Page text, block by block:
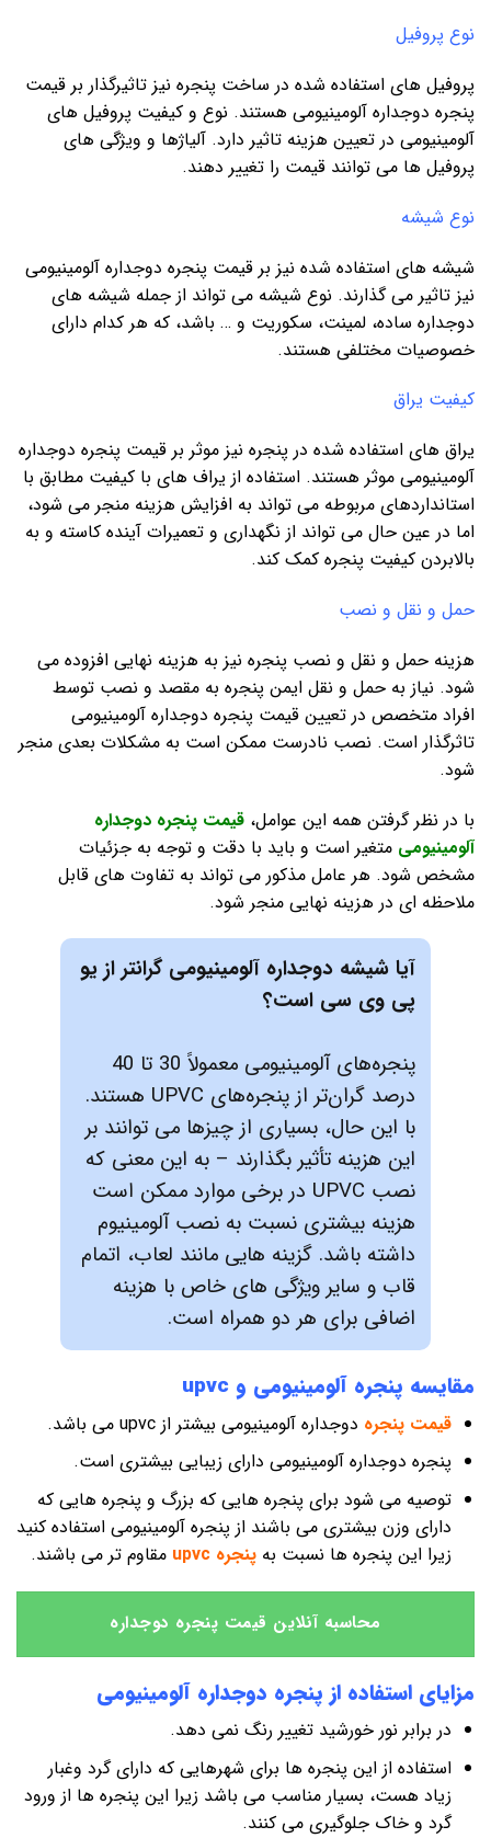
نوع پروفیل
پروفیل های استفاده شده در ساخت پنجره نیز تاثیرگذار بر قیمت
پنجره دوجداره آلومینیومی هستند. نوع و کیفیت پروفیل های
آلومینیومی در تعیین هزینه تاثیر دارد. آلیاژها و ویژگی های
پروفیل ها می توانند قیمت را تغییر دهند.
نوع شیشه
شیشه های استفاده شده نیز بر قیمت پنجره دوجداره آلومینیومی
نیز تاثیر می گذارند. نوع شیشه می تواند از جمله شیشه های
دوجداره ساده، لمینت، سکوریت و … باشد، که هر کدام دارای
خصوصیات مختلفی هستند.
کیفیت یراق
یراق های استفاده شده در پنجره نیز موثر بر قیمت پنجره دوجداره
آلومینیومی موثر هستند. استفاده از یراف های با کیفیت مطابق با
استانداردهای مربوطه می تواند به افزایش هزینه منجر می شود،
اما در عین حال می تواند از نگهداری و تعمیرات آینده کاسته و به
بالابردن کیفیت پنجره کمک کند.
حمل و نقل و نصب
هزینه حمل و نقل و نصب پنجره نیز به هزینه نهایی افزوده می
شود. نیاز به حمل و نقل ایمن پنجره به مقصد و نصب توسط
افراد متخصص در تعیین قیمت پنجره دوجداره آلومینیومی
تاثرگذار است. نصب نادرست ممکن است به مشکلات بعدی منجر
شود.
با در نظر گرفتن همه این عوامل، قیمت پنجره دوجداره
آلومینیومی متغیر است و باید با دقت و توجه به جزئیات
مشخص شود. هر عامل مذکور می تواند به تفاوت های قابل
ملاحظه ای در هزینه نهایی منجر شود.
آیا شیشه دوجداره آلومینیومی گرانتر از یو
پی وی سی است؟
پنجره‌های آلومینیومی معمولاً 30 تا 40
درصد گران‌تر از پنجره‌های UPVC هستند.
با این حال، بسیاری از چیزها می توانند بر
این هزینه تأثیر بگذارند – به این معنی که
نصب UPVC در برخی موارد ممکن است
هزینه بیشتری نسبت به نصب آلومینیوم
داشته باشد. گزینه هایی مانند لعاب، اتمام
قاب و سایر ویژگی های خاص با هزینه
اضافی برای هر دو همراه است.
مقایسه پنجره آلومینیومی و upvc
قیمت پنجره دوجداره آلومینیومی بیشتر از upvc می باشد.
پنجره دوجداره آلومینیومی دارای زیبایی بیشتری است.
توصیه می شود برای پنجره هایی که بزرگ و پنجره هایی که
دارای وزن بیشتری می باشند از پنجره آلومینیومی استفاده کنید
زیرا این پنجره ها نسبت به پنجره upvc مقاوم تر می باشند.
محاسبه آنلاین قیمت پنجره دوجداره
مزایای استفاده از پنجره دوجداره آلومینیومی
در برابر نور خورشید تغییر رنگ نمی دهد.
استفاده از این پنجره ها برای شهرهایی که دارای گرد وغبار
زیاد هست، بسیار مناسب می باشد زیرا این پنجره ها از ورود
گرد و خاک جلوگیری می کنند.